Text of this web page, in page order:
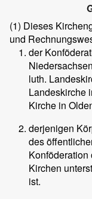
(1) Dieses
und
der
luth.
Landeskirche
Kirche in
derjenigen
des
Konföderation
Kirchen
ist.